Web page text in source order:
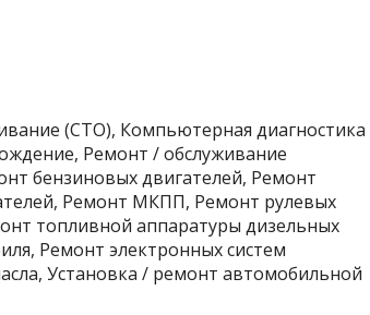
(СТО), Компьютерная диагностика
Ремонт / обслуживание
бензиновых двигателей, Ремонт
Ремонт МКПП, Ремонт рулевых
топливной аппаратуры дизельных
Ремонт электронных систем
Установка / ремонт автомобильной